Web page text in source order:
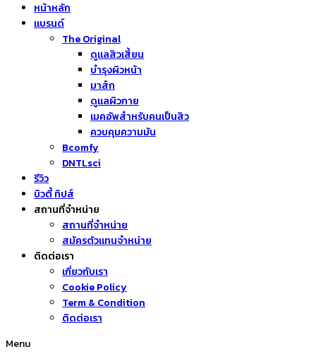
หน้าหลัก
แบรนด์
The Original
ดูแลสิวเสี้ยน
บำรุงผิวหน้า
มาส์ก
ดูแลผิวกาย
เมคอัพสำหรับคนเป็นสิว
ควบคุมความมัน
Bcomfy
DNTLsci
รีวิว
บิวตี้ ทิปส์
สถานที่จำหน่าย
สถานที่จำหน่าย
สมัครตัวแทนจำหน่าย
ติดต่อเรา
เกี่ยวกับเรา
Cookie Policy
Term & Condition
ติดต่อเรา
Menu